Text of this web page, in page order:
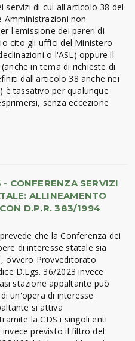
servizi di cui all'articolo 38 del
Amministrazioni non
l'emissione dei pareri di
cito gli uffici del Ministero
o l'ASL) oppure il
in tema di richieste di
dall'articolo 38 anche nei
è tassativo per qualunque
senza eccezione
- CONFERENZA SERVIZI
ALLINEAMENTO
D.P.R. 383/1994
che la Conferenza dei
di interesse statale sia
ovvero Provveditorato
D.Lgs. 36/2023 invece
stazione appaltante può
un'opera di interesse
si attiva
la CDS i singoli enti
previsto il filtro del